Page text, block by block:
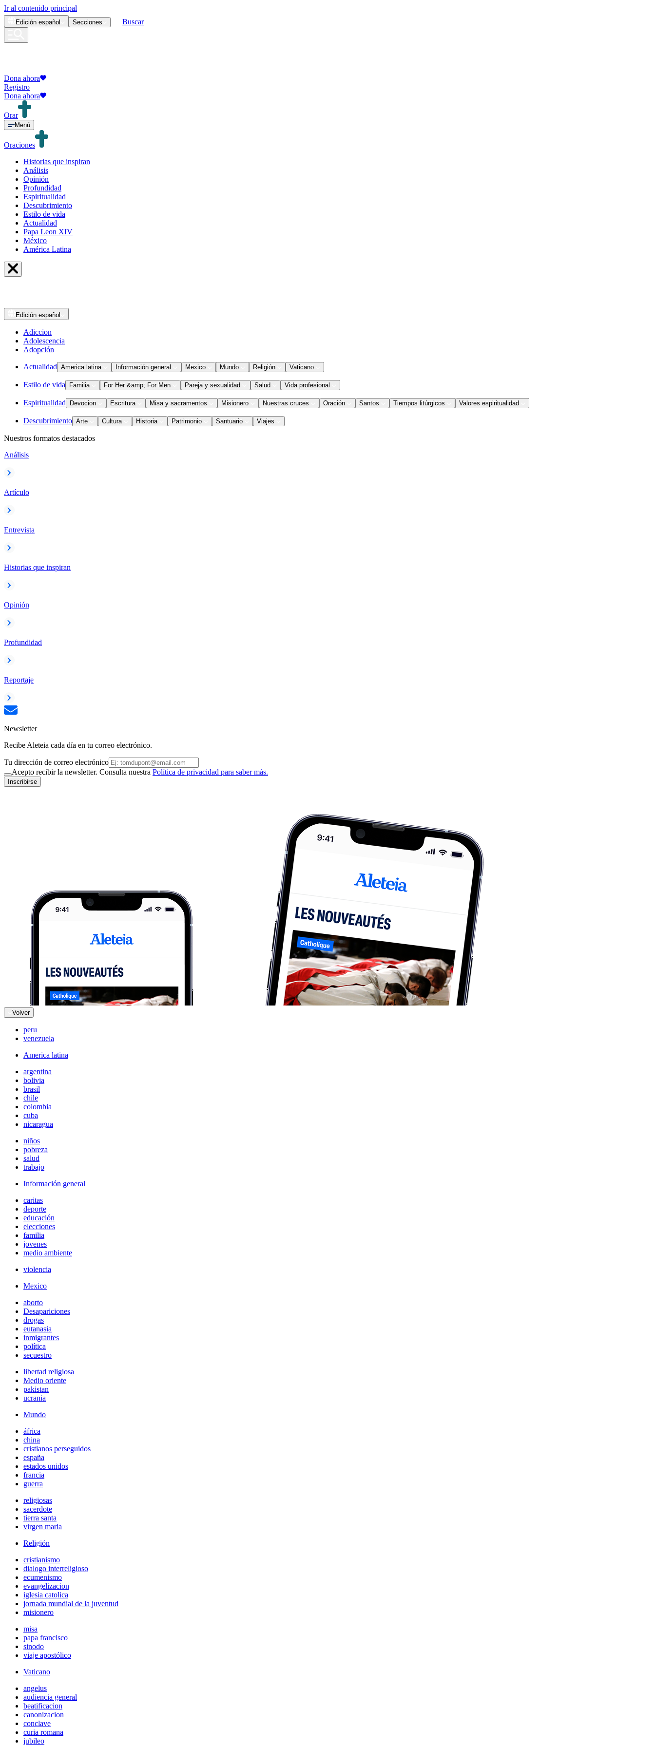
Ir al contenido principal
Edición español Secciones Buscar
Dona ahora
Registro
Dona ahora
Orar
Menú
Oraciones
Historias que inspiran
Análisis
Opinión
Profundidad
Espiritualidad
Descubrimiento
Estilo de vida
Actualidad
Papa Leon XIV
México
América Latina
Edición español
Adiccion
Adolescencia
Adopción
Actualidad America latina Información general Mexico Mundo Religión Vaticano
Estilo de vida Familia For Her &amp; For Men Pareja y sexualidad Salud Vida profesional
Espiritualidad Devocion Escritura Misa y sacramentos Misionero Nuestras cruces Oración Santos Tiempos litúrgicos Valores espiritualidad
Descubrimiento Arte Cultura Historia Patrimonio Santuario Viajes
Nuestros formatos destacados
Análisis
Artículo
Entrevista
Historias que inspiran
Opinión
Profundidad
Reportaje
Newsletter
Recibe Aleteia cada día en tu correo electrónico.
Tu dirección de correo electrónico
Acepto recibir la newsletter. Consulta nuestra Política de privacidad para saber más.
Inscribirse
Volver
peru
venezuela
America latina
argentina
bolivia
brasil
chile
colombia
cuba
nicaragua
niños
pobreza
salud
trabajo
Información general
caritas
deporte
educación
elecciones
familia
jovenes
medio ambiente
violencia
Mexico
aborto
Desapariciones
drogas
eutanasia
inmigrantes
política
secuestro
libertad religiosa
Medio oriente
pakistan
ucrania
Mundo
áfrica
china
cristianos perseguidos
españa
estados unidos
francia
guerra
religiosas
sacerdote
tierra santa
virgen maria
Religión
cristianismo
dialogo interreligioso
ecumenismo
evangelizacion
iglesia catolica
jornada mundial de la juventud
misionero
misa
papa francisco
sinodo
viaje apostólico
Vaticano
angelus
audiencia general
beatificacion
canonizacion
conclave
curia romana
jubileo